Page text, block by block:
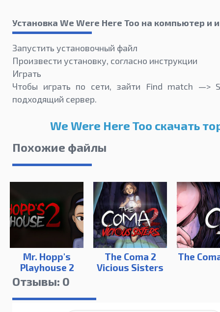
Установка We Were Here Too на компьютер и
Запустить установочный файл
Произвести установку, согласно инструкции
Играть
Чтобы играть по сети, зайти Find match —>
подходящий сервер.
We Were Here Too скачать
Похожие файлы
Mr. Hopp's
Playhouse 2
The Coma 2
Vicious Sisters
The
Отзывы: 0